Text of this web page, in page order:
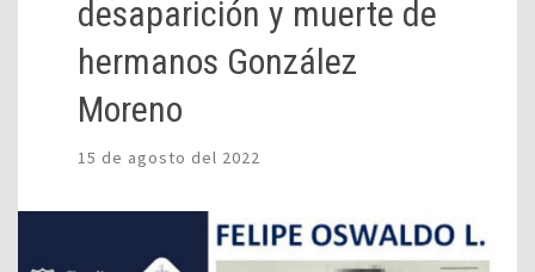
desaparición y muerte de
hermanos González
Moreno
15 de agosto del 2022